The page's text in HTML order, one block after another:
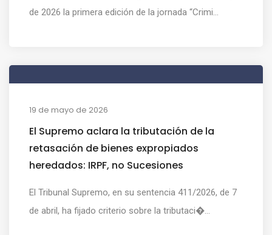
de 2026 la primera edición de la jornada “Crimi...
19 de mayo de 2026
El Supremo aclara la tributación de la
retasación de bienes expropiados
heredados: IRPF, no Sucesiones
El Tribunal Supremo, en su sentencia 411/2026, de 7
de abril, ha fijado criterio sobre la tributaci�...